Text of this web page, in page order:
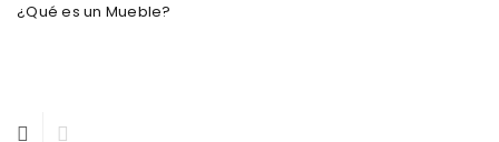
¿Qué es un Mueble?